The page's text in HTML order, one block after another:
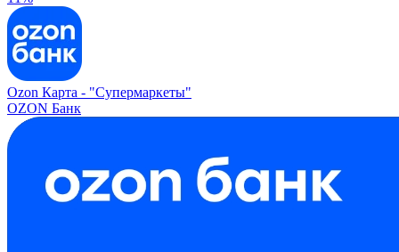
Ozon Карта - "Супермаркеты"
OZON Банк